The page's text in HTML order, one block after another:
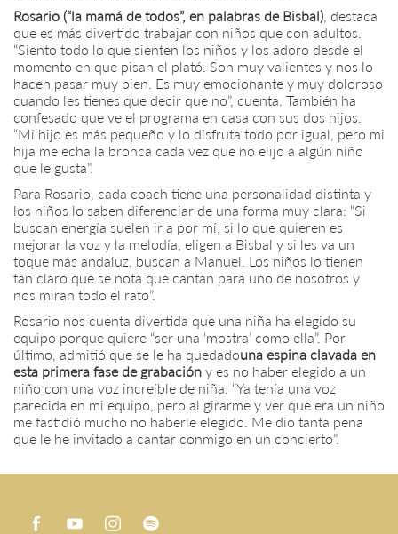
Rosario (“la mamá de todos”, en palabras de Bisbal) , destaca
que es más divertido trabajar con niños que con adultos.
“Siento todo lo que sienten los niños y los adoro desde el
momento en que pisan el plató. Son muy valientes y nos lo
hacen pasar muy bien. Es muy emocionante y muy doloroso
cuando les tienes que decir que no”, cuenta. También ha
confesado que ve el programa en casa con sus dos hijos.
“Mi hijo es más pequeño y lo disfruta todo por igual, pero mi
hija me echa la bronca cada vez que no elijo a algún niño
que le gusta”.
Para Rosario, cada coach tiene una personalidad distinta y
los niños lo saben diferenciar de una forma muy clara: “Si
buscan energía suelen ir a por mí; si lo que quieren es
mejorar la voz y la melodía, eligen a Bisbal y si les va un
toque más andaluz, buscan a Manuel. Los niños lo tienen
tan claro que se nota que cantan para uno de nosotros y
nos miran todo el rato”.
Rosario nos cuenta divertida que una niña ha elegido su
equipo porque quiere “ser una ‘mostra’ como ella”. Por
último, admitió que se le ha quedadouna espina clavada en
esta primera fase de grabación y es no haber elegido a un
niño con una voz increíble de niña. “Ya tenía una voz
parecida en mi equipo, pero al girarme y ver que era un niño
me fastidió mucho no haberle elegido. Me dio tanta pena
que le he invitado a cantar conmigo en un concierto”.